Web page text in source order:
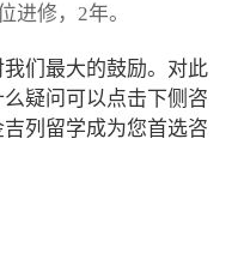
进修，2年。
们最大的鼓励。对此
疑问可以点击下侧咨
列留学成为您首选咨